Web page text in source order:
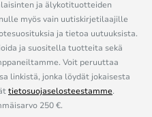
ja älykotituotteiden
myös vain uutiskirjetilaajille
ja tietoa uutuuksista.
ja suositella tuotteita sekä
Voit peruuttaa
linkistä, jonka löydät jokaisesta
tietosuojaselosteestamme.
250 €.